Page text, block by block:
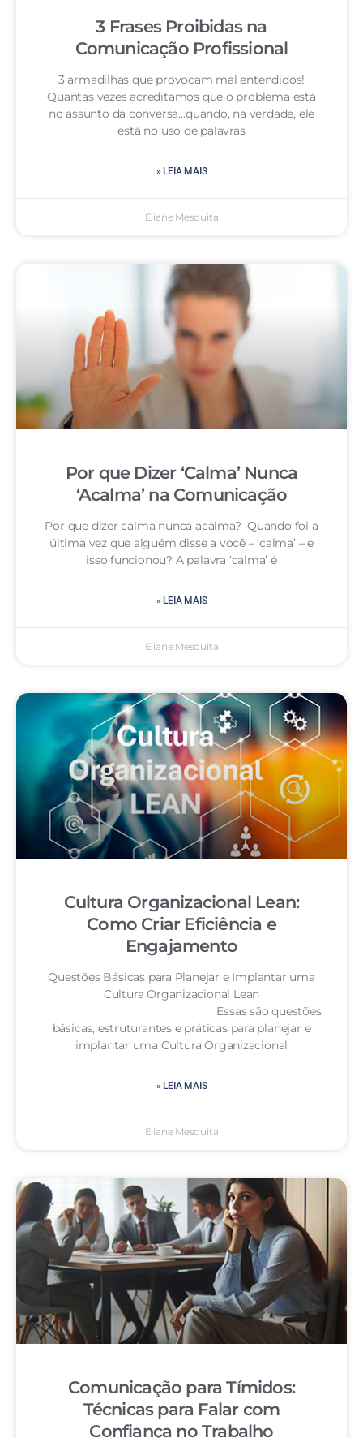
3 Frases Proibidas na
Comunicação Profissional
3 armadilhas que provocam mal entendidos!
Quantas vezes acreditamos que o problema está
no assunto da conversa…quando, na verdade, ele
está no uso de palavras
» LEIA MAIS
Eliane Mesquita
Por que Dizer ‘Calma’ Nunca
‘Acalma’ na Comunicação
Por que dizer calma nunca acalma? Quando foi a
última vez que alguém disse a você – ‘calma’ – e
isso funcionou? A palavra ‘calma’ é
» LEIA MAIS
Eliane Mesquita
Cultura Organizacional Lean:
Como Criar Eficiência e
Engajamento
Questões Básicas para Planejar e Implantar uma
Cultura Organizacional Lean
Essas são questões
básicas, estruturantes e práticas para planejar e
implantar uma Cultura Organizacional
» LEIA MAIS
Eliane Mesquita
Comunicação para Tímidos:
Técnicas para Falar com
Confiança no Trabalho